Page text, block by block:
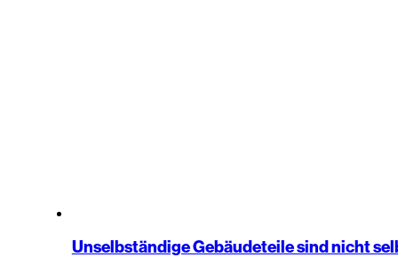
Unselbständige Gebäudeteile sind nicht